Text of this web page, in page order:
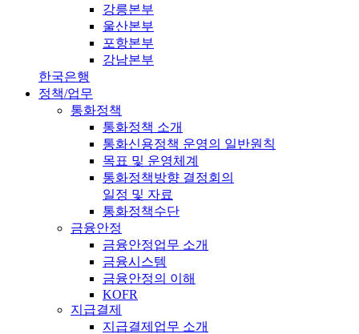
강릉본부
울산본부
포항본부
강남본부
한국은행
정책/업무
통화정책
통화정책 소개
통화신용정책 운영의 일반원칙
목표 및 운영체계
통화정책방향 결정회의
일정 및 자료
통화정책수단
금융안정
금융안정업무 소개
금융시스템
금융안정의 이해
KOFR
지급결제
지급결제업무 소개